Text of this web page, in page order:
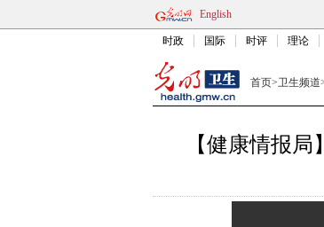
English
时政 国际 时评 理论
首页>卫生频道
【健康情报